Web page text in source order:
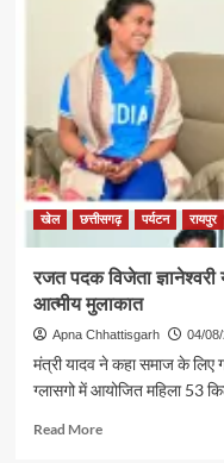
संस्कृति
मंत्री
श्री
राजेश
अग्रवाल
की
पहल
से
सरगुजा
संभाग
श्रद्धालु
भारत
गौरव
ट्रेन
से
रामलला
खेल छत्तीसगढ़ पर्यटन रायपुर
रजत पदक विजेता ज्ञानेश्वरी
आत्मीय मुलाकात
Apna Chhattisgarh 04/
मंत्री यादव ने कहा समाज के लिए
ग्लासगो में आयोजित महिला 53
Read MoreRead